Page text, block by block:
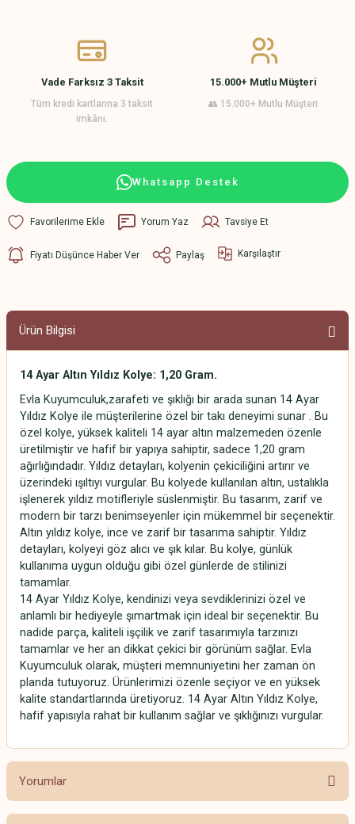
Vade Farksız 3 Taksit
Tüm kredi kartlarına 3 taksit
imkânı.
15.000+ Mutlu Müşteri
👥 15.000+ Mutlu Müşteri
Whatsapp Destek
Yorum Yaz Tavsiye Et
Fiyatı Düşünce Haber Ver Paylaş Karşılaştır
Ürün Bilgisi
14 Ayar Altın Yıldız Kolye: 1,20 Gram.
Evla Kuyumculuk,zarafeti ve şıklığı bir arada sunan 14 Ayar
Yıldız Kolye ile müşterilerine özel bir takı deneyimi sunar . Bu
özel kolye, yüksek kaliteli 14 ayar altın malzemeden özenle
üretilmiştir ve hafif bir yapıya sahiptir, sadece 1,20 gram
ağırlığındadır. Yıldız detayları, kolyenin çekiciliğini artırır ve
üzerindeki ışıltıyı vurgular. Bu kolyede kullanılan altın, ustalıkla
işlenerek yıldız motifleriyle süslenmiştir. Bu tasarım, zarif ve
modern bir tarzı benimseyenler için mükemmel bir seçenektir.
Altın yıldız kolye, ince ve zarif bir tasarıma sahiptir. Yıldız
detayları, kolyeyi göz alıcı ve şık kılar. Bu kolye, günlük
kullanıma uygun olduğu gibi özel günlerde de stilinizi
tamamlar.
14 Ayar Yıldız Kolye, kendinizi veya sevdiklerinizi özel ve
anlamlı bir hediyeyle şımartmak için ideal bir seçenektir. Bu
nadide parça, kaliteli işçilik ve zarif tasarımıyla tarzınızı
tamamlar ve her an dikkat çekici bir görünüm sağlar. Evla
Kuyumculuk olarak, müşteri memnuniyetini her zaman ön
planda tutuyoruz. Ürünlerimizi özenle seçiyor ve en yüksek
kalite standartlarında üretiyoruz. 14 Ayar Altın Yıldız Kolye,
hafif yapısıyla rahat bir kullanım sağlar ve şıklığınızı vurgular.
Yorumlar